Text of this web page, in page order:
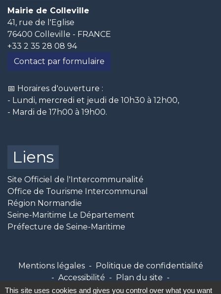
Mairie de Colleville
41, rue de l'Eglise
76400 Colleville - FRANCE
+33 2 35 28 08 94
Contact par formulaire
📅 Horaires d'ouverture :
- Lundi, mercredi et jeudi de 10h30 à 12h00,
- Mardi de 17h00 à 19h00.
Liens
Site Officiel de l'Intercommunalité
Office de Tourisme Intercommunal
Région Normandie
Seine-Maritime Le Département
Préfecture de Seine-Maritime
Mentions légales - Politique de confidentialité
- Accessibilité - Plan du site -
Gestion des cookies
This site uses cookies and gives you control over what you want